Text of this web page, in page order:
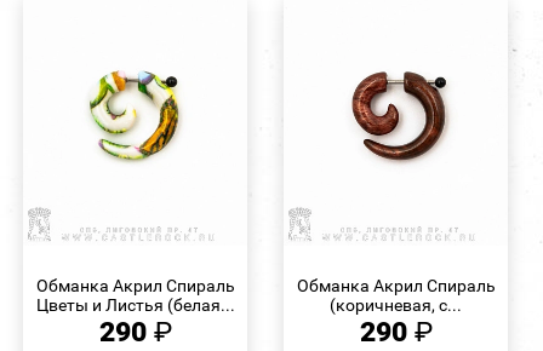
Обманка Акрил Спираль
Цветы и Листья (белая...
290 ₽
Обманка Акрил Спираль
(коричневая, с...
290 ₽